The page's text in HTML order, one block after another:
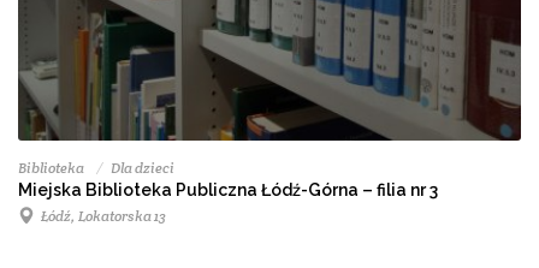
Biblioteka Dla dzieci
Miejska Biblioteka Publiczna Łódź-Górna – filia nr 3
Łódź, Lokatorska 13